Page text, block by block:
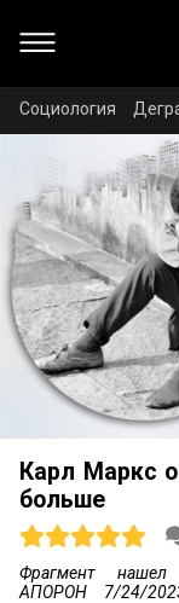
Социология
Карл Маркс
больше
Фрагмент нашел
АПОРОН
7/24/